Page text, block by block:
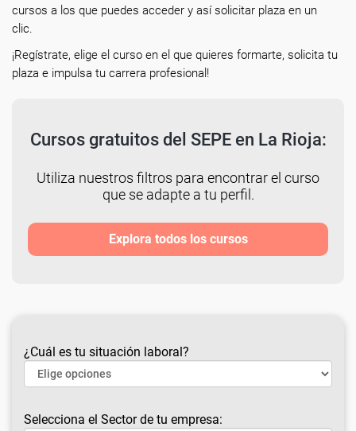
cursos a los que puedes acceder y así solicitar plaza en un
clic.
¡Regístrate, elige el curso en el que quieres formarte, solicita tu
plaza e impulsa tu carrera profesional!
Cursos gratuitos del SEPE en La Rioja:
Utiliza nuestros filtros para encontrar el curso
que se adapte a tu perfil.
Explora todos los cursos
¿Cuál es tu situación laboral?
Selecciona el Sector de tu empresa: